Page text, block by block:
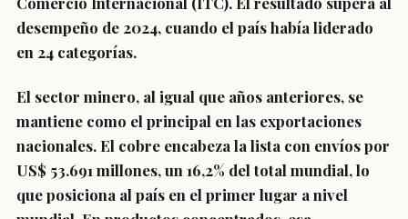
desempeño de 2024, cuando el país había liderado
en 24 categorías.
El sector minero, al igual que años anteriores, se
mantiene como el principal en las exportaciones
nacionales. El cobre encabeza la lista con envíos por
US$ 53.691 millones, un 16,2% del total mundial, lo
que posiciona al país en el primer lugar a nivel